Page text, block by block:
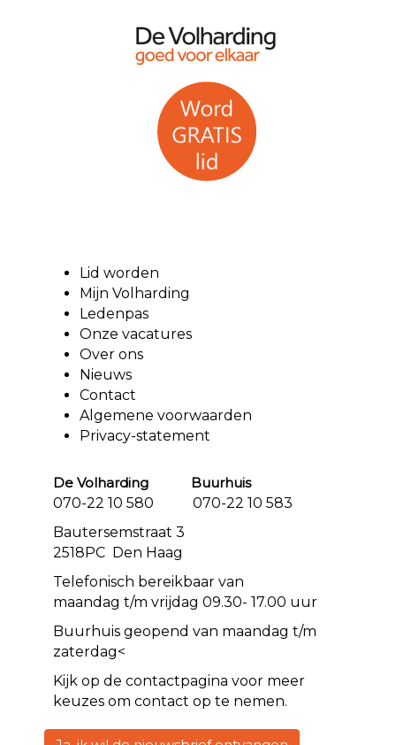
Lid worden
Mijn Volharding
Ledenpas
Onze vacatures
Over ons
Nieuws
Contact
Algemene voorwaarden
Privacy-statement
De Volharding Buurhuis
070-22 10 580 070-22 10 583
Bautersemstraat 3
2518PC Den Haag
Telefonisch bereikbaar van
maandag t/m vrijdag 09.30- 17.00 uur
Buurhuis geopend van maandag t/m
zaterdag<
Kijk op de contactpagina voor meer
keuzes om contact op te nemen.